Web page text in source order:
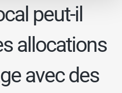
peut-il
allocations
avec des